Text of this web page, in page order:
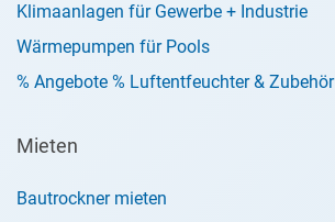
Klimaanlagen für Gewerbe + Industrie
Wärmepumpen für Pools
% Angebote % Luftentfeuchter & Zubehör
Mieten
Bautrockner mieten